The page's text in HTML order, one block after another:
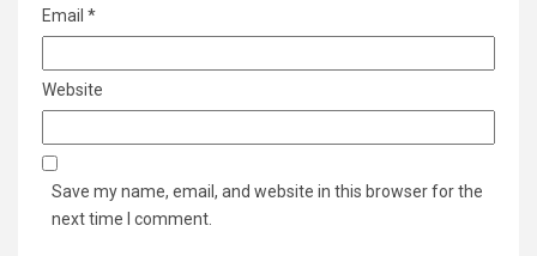
Email *
Website
Save my name, email, and website in this browser for the
next time I comment.